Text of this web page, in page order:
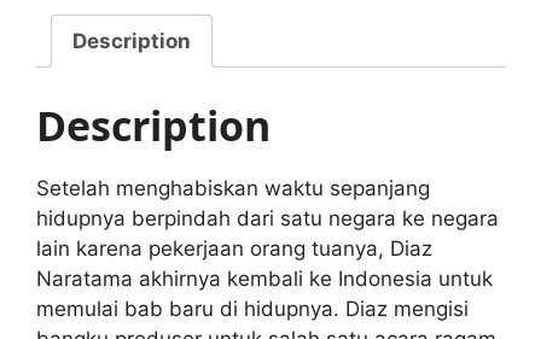
at
s
p
p
c
e
o
o
k
itt
er e
Description
Description
Setelah menghabiskan waktu sepanjang
hidupnya berpindah dari satu negara ke negara
lain karena pekerjaan orang tuanya, Diaz
Naratama akhirnya kembali ke Indonesia untuk
memulai bab baru di hidupnya. Diaz mengisi